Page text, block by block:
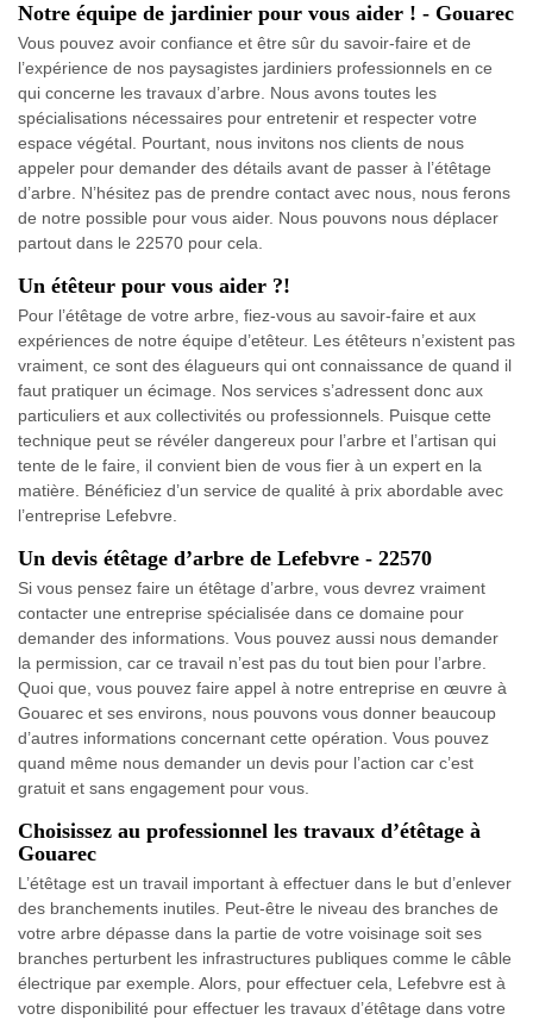
Notre équipe de jardinier pour vous aider ! - Gouarec
Vous pouvez avoir confiance et être sûr du savoir-faire et de
l’expérience de nos paysagistes jardiniers professionnels en ce
qui concerne les travaux d’arbre. Nous avons toutes les
spécialisations nécessaires pour entretenir et respecter votre
espace végétal. Pourtant, nous invitons nos clients de nous
appeler pour demander des détails avant de passer à l’étêtage
d’arbre. N’hésitez pas de prendre contact avec nous, nous ferons
de notre possible pour vous aider. Nous pouvons nous déplacer
partout dans le 22570 pour cela.
Un étêteur pour vous aider ?!
Pour l’étêtage de votre arbre, fiez-vous au savoir-faire et aux
expériences de notre équipe d’etêteur. Les étêteurs n’existent pas
vraiment, ce sont des élagueurs qui ont connaissance de quand il
faut pratiquer un écimage. Nos services s’adressent donc aux
particuliers et aux collectivités ou professionnels. Puisque cette
technique peut se révéler dangereux pour l’arbre et l’artisan qui
tente de le faire, il convient bien de vous fier à un expert en la
matière. Bénéficiez d’un service de qualité à prix abordable avec
l’entreprise Lefebvre.
Un devis étêtage d’arbre de Lefebvre - 22570
Si vous pensez faire un étêtage d’arbre, vous devrez vraiment
contacter une entreprise spécialisée dans ce domaine pour
demander des informations. Vous pouvez aussi nous demander
la permission, car ce travail n’est pas du tout bien pour l’arbre.
Quoi que, vous pouvez faire appel à notre entreprise en œuvre à
Gouarec et ses environs, nous pouvons vous donner beaucoup
d’autres informations concernant cette opération. Vous pouvez
quand même nous demander un devis pour l’action car c’est
gratuit et sans engagement pour vous.
Choisissez au professionnel les travaux d’étêtage à
Gouarec
L’étêtage est un travail important à effectuer dans le but d’enlever
des branchements inutiles. Peut-être le niveau des branches de
votre arbre dépasse dans la partie de votre voisinage soit ses
branches perturbent les infrastructures publiques comme le câble
électrique par exemple. Alors, pour effectuer cela, Lefebvre est à
votre disponibilité pour effectuer les travaux d’étêtage dans votre